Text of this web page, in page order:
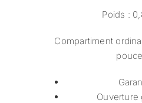
Poids :
Compartiment
Ouverture